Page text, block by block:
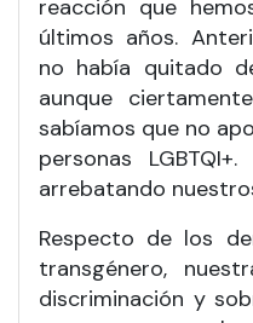
reacción que
últimos años.
no había quitado
aunque
sabíamos que no
personas
arrebatando
Respecto de los
transgénero,
discriminación y